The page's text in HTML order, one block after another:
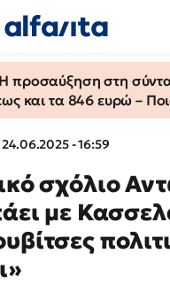
προσαύξηση στη
και τα 846 ευρώ –
24.06.2025 - 16:59
σχόλιο
με